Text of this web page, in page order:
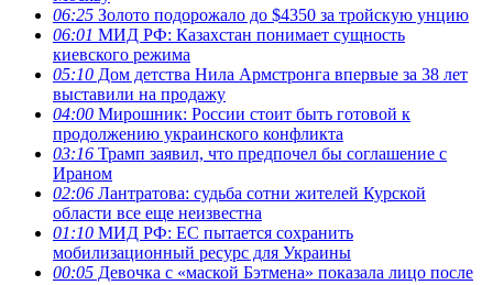
06:25 Золото подорожало до $4350 за тройскую унцию
06:01 МИД РФ: Казахстан понимает сущность
киевского режима
05:10 Дом детства Нила Армстронга впервые за 38 лет
выставили на продажу
04:00 Мирошник: России стоит быть готовой к
продолжению украинского конфликта
03:16 Трамп заявил, что предпочел бы соглашение с
Ираном
02:06 Лантратова: судьба сотни жителей Курской
области все еще неизвестна
01:10 МИД РФ: ЕС пытается сохранить
мобилизационный ресурс для Украины
00:05 Девочка с «маской Бэтмена» показала лицо после